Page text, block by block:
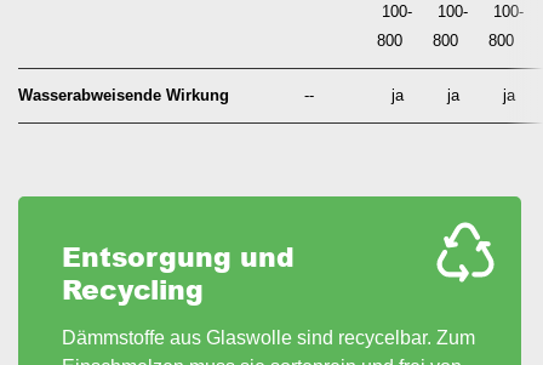
100-
800
100-
800
100-
800
Wasserabweisende Wirkung -- ja ja ja
Entsorgung und
Recycling
Dämmstoffe aus Glaswolle sind recycelbar. Zum